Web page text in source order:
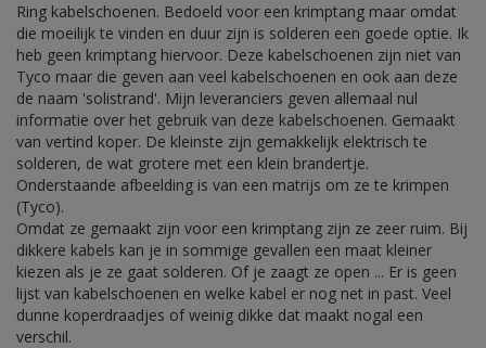
Ring kabelschoenen. Bedoeld voor een krimptang maar omdat
die moeilijk te vinden en duur zijn is solderen een goede optie. Ik
heb geen krimptang hiervoor. Deze kabelschoenen zijn niet van
Tyco maar die geven aan veel kabelschoenen en ook aan deze
de naam 'solistrand'. Mijn leveranciers geven allemaal nul
informatie over het gebruik van deze kabelschoenen. Gemaakt
van vertind koper. De kleinste zijn gemakkelijk elektrisch te
solderen, de wat grotere met een klein brandertje.
Onderstaande afbeelding is van een matrijs om ze te krimpen
(Tyco).
Omdat ze gemaakt zijn voor een krimptang zijn ze zeer ruim. Bij
dikkere kabels kan je in sommige gevallen een maat kleiner
kiezen als je ze gaat solderen. Of je zaagt ze open ... Er is geen
lijst van kabelschoenen en welke kabel er nog net in past. Veel
dunne koperdraadjes of weinig dikke dat maakt nogal een
verschil.